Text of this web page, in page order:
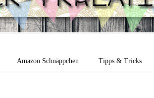
Amazon Schnäppchen Tipps & Tricks